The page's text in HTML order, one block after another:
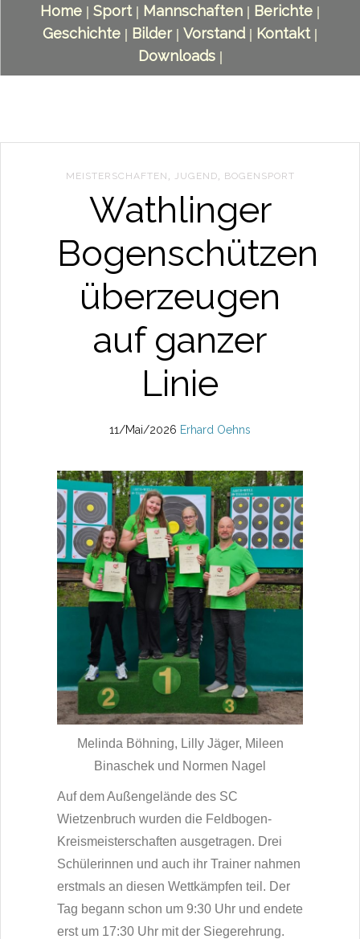
Home | Sport| Mannschaften | Berichte |
Geschichte | Bilder| Vorstand | Kontakt|
Downloads|
MEISTERSCHAFTEN JUGEND BOGENSPORT
Wathlinger
Bogenschützen
überzeugen
auf ganzer
Linie
11/Mai/2026 Erhard Oehns
Melinda Böhning, Lilly Jäger, Mileen
Binaschek und Normen Nagel
Auf dem Außengelände des SC
Wietzenbruch wurden die Feldbogen-
Kreismeisterschaften ausgetragen. Drei
Schülerinnen und auch ihr Trainer nahmen
erstmals an diesen Wettkämpfen teil. Der
Tag begann schon um 9:30 Uhr und endete
erst um 17:30 Uhr mit der Siegerehrung.